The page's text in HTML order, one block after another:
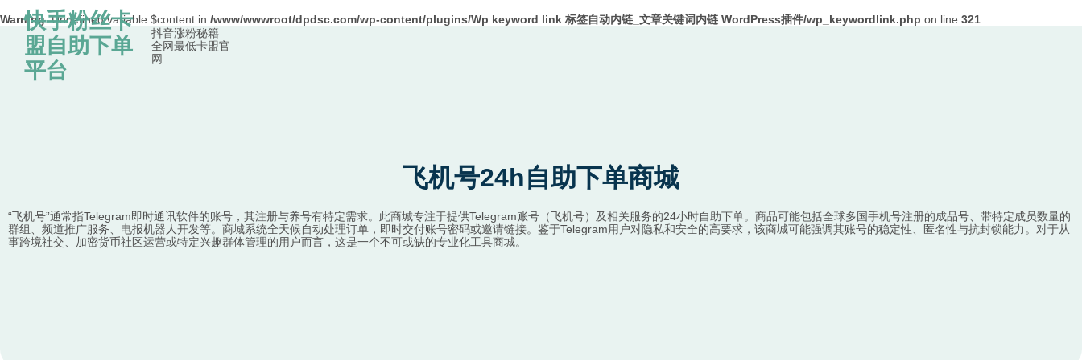
Warning: Undefined variable $content in /www/wwwroot/dpdsc.com/wp-content/plugins/Wp keyword link 标签自动内链_文章关键词内链 WordPress插件/wp_keywordlink.php on line 321
Skip to content
快手粉丝卡
盟自助下单
平台
抖音涨粉秘籍_
全网最低卡盟官
网
飞机号24h自助下单商城
“飞机号”通常指Telegram即时通讯软件的账号，其注册与养号有特定需求。此商城专注于提供Telegram账号（飞机号）及相关服务的24小时自助下单。商品可能包括全球多国手机号注册的成品号、带特定成员数量的
群组、频道推广服务、电报机器人开发等。商城系统全天候自动处理订单，即时交付账号密码或邀请链接。鉴于Telegram用户对隐私和安全的高要求，该商城可能强调其账号的稳定性、匿名性与抗封锁能力。对于从
事跨境社交、加密货币社区运营或特定兴趣群体管理的用户而言，这是一个不可或缺的专业化工具商城。